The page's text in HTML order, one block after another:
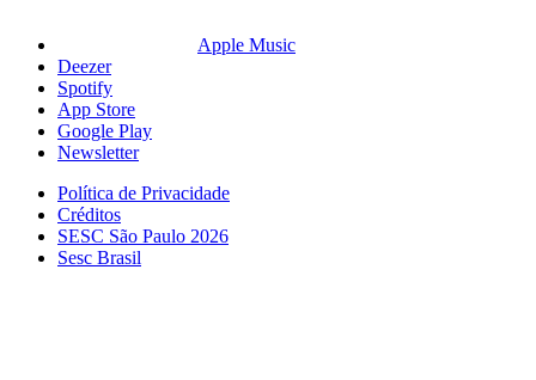
Apple Music
Deezer
Spotify
App Store
Google Play
Newsletter
Política de Privacidade
Créditos
SESC São Paulo 2026
Sesc Brasil